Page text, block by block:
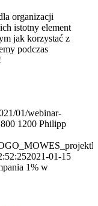
organizacji
istotny element
jak korzystać z
podczas
01/webinar-
1200 Philipp
2021-01-15
1% w